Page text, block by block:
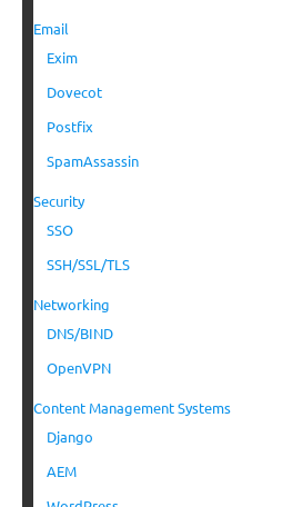
Email
Exim
Dovecot
Postfix
SpamAssassin
Security
SSO
SSH/SSL/TLS
Networking
DNS/BIND
OpenVPN
Content Management Systems
Django
AEM